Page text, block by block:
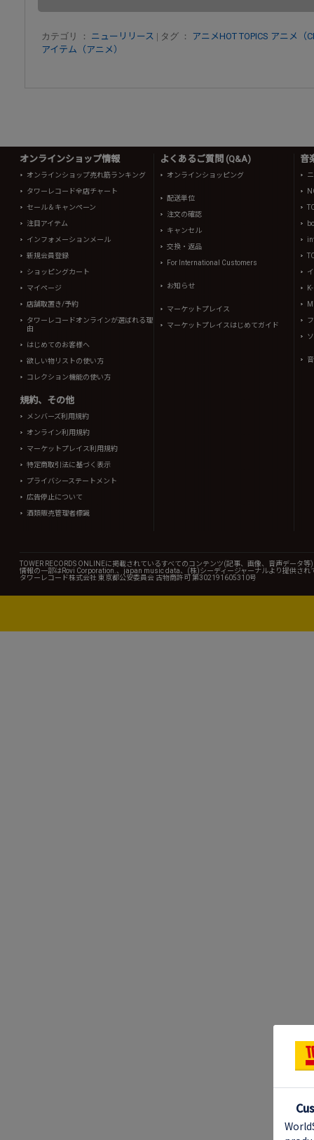
カテゴリ ： ニューリリース | タグ ： アニメHOT TOPICS アニメ（
アイテム（アニメ）
オンラインショップ情報
オンラインショップ売れ筋ランキング
タワーレコード全店チャート
セール＆キャンペーン
注目アイテム
インフォメーションメール
新規会員登録
ショッピングカート
マイページ
店舗取置き/予約
タワーレコードオンラインが選ばれる理
由
はじめてのお客様へ
欲しい物リストの使い方
コレクション機能の使い方
規約、その他
メンバーズ利用規約
オンライン利用規約
マーケットプレイス利用規約
特定商取引法に基づく表示
プライバシーステートメント
広告停止について
酒類販売管理者標識
よくあるご質問 (Q&A)
オンラインショッピング
配送単位
注文の確認
キャンセル
交換・返品
For International Customers
お知らせ
マーケットプレイス
マーケットプレイスはじめてガイド
音
TOWER RECORDS ONLINEに掲載されているすべてのコンテンツ(記事、画像、音声データ
情報の一部はRovi Corporation.、japan music data、(株)シーディージャーナルより提供され
タワーレコード株式会社 東京都公安委員会 古物商許可 第302191605310号